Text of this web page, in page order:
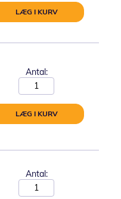
LÆG I KURV
Antal:
LÆG I KURV
Antal: